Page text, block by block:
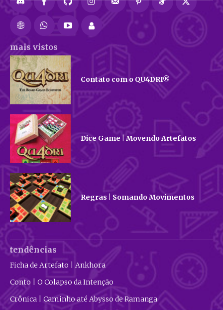
mais vistos
Contato com o QU4DRI®
Dice Game | Movendo Artefatos
Regras | Somando Movimentos
tendências
Ficha de Artefato | Ankhora
Conto | O Colapso da Intenção
Crônica | Caminho até Abysso de Ramanga